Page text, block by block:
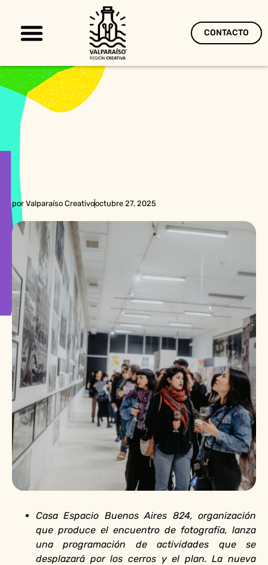
CONTACTO
por Valparaíso Creativooctubre 27, 2025
Casa Espacio Buenos Aires 824, organización
que produce el encuentro de fotografía, lanza
una programación de actividades que se
desplazará por los cerros y el plan. La nueva